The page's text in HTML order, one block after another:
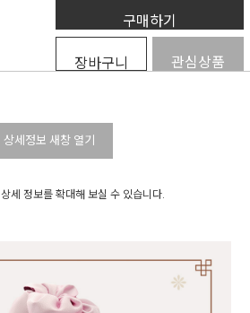
구매하기
장바구니 관심상품
상세정보 새창 열기
상세 정보를 확대해 보실 수 있습니다.